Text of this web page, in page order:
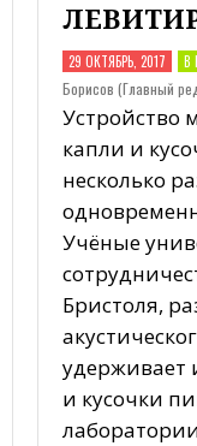
29 ОКТЯБРЬ, 2017 В
Борисов (Главный
Устройство
капли и
несколько
Учёные
Бристоля,
удерживает
и кусочки